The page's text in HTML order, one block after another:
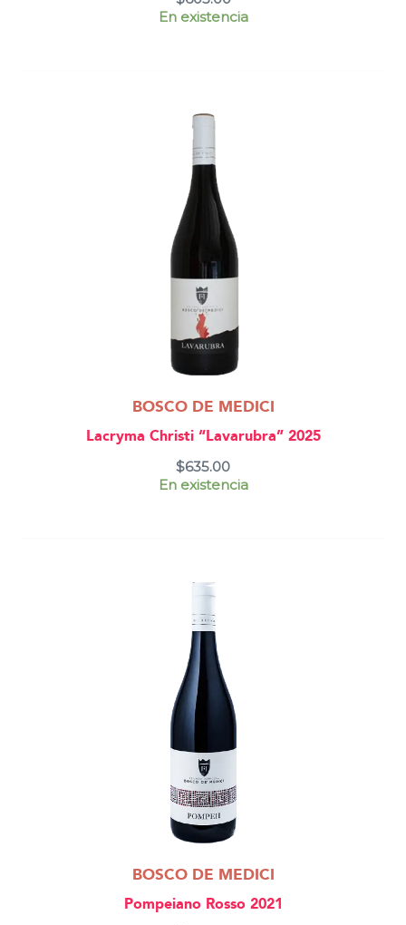
En existencia
BOSCO DE MEDICI
Lacryma Christi “Lavarubra” 2025
$635.00
En existencia
BOSCO DE MEDICI
Pompeiano Rosso 2021